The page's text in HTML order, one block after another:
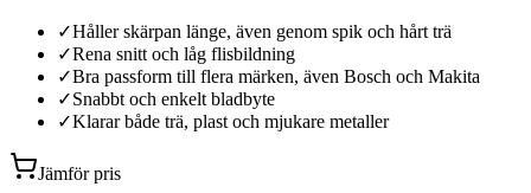
✓Håller skärpan länge, även genom spik och hårt trä
✓Rena snitt och låg flisbildning
✓Bra passform till flera märken, även Bosch och Makita
✓Snabbt och enkelt bladbyte
✓Klarar både trä, plast och mjukare metaller
Jämför pris